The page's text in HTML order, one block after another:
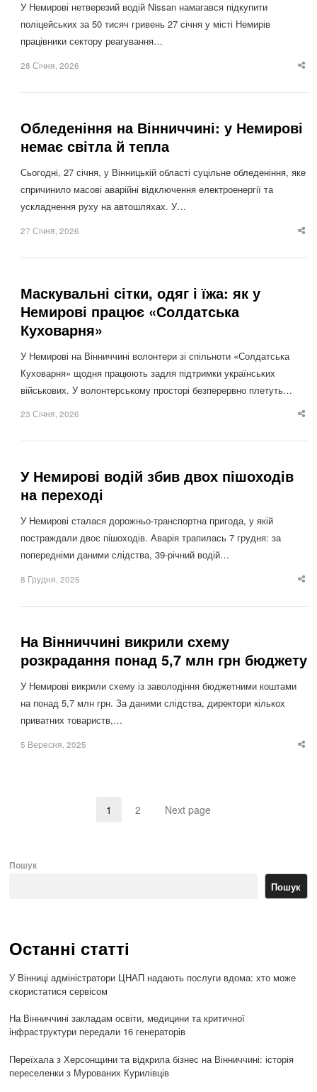
У Немирові нетверезий водій Nissan намагався підкупити
поліцейських за 50 тисяч гривень 27 січня у місті Немирів
працівники сектору реагування…
28 Січня, 2026
Обледеніння на Вінниччині: у Немирові
немає світла й тепла
Сьогодні, 27 січня, у Вінницькій області суцільне обледеніння, яке
спричинило масові аварійні відключення електроенергії та
ускладнення руху на автошляхах. У…
27 Січня, 2026
Маскувальні сітки, одяг і їжа: як у
Немирові працює «Солдатська
Куховарня»
У Немирові на Вінниччині волонтери зі спільноти «Солдатська
Куховарня» щодня працюють задля підтримки українських
військових. У волонтерському просторі безперервно плетуть…
23 Січня, 2026
У Немирові водій збив двох пішоходів
на переході
У Немирові сталася дорожньо-транспортна пригода, у якій
постраждали двоє пішоходів. Аварія трапилась 7 грудня: за
попередніми даними слідства, 39-річний водій…
8 Грудня, 2025
На Вінниччині викрили схему
розкрадання понад 5,7 млн грн бюджету
У Немирові викрили схему із заволодіння бюджетними коштами
на понад 5,7 млн грн. За даними слідства, директори кількох
приватних товариств,…
5 Вересня, 2025
Page
1 Page
2 Next page
Пошук
Пошук
Останні статті
У Вінниці адміністратори ЦНАП надають послуги вдома: хто може
скористатися сервісом
На Вінниччині закладам освіти, медицини та критичної
інфраструктури передали 16 генераторів
Переїхала з Херсонщини та відкрила бізнес на Вінниччині: історія
переселенки з Мурованих Курилівців